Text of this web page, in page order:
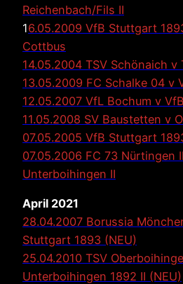
Reichenbach/Fils II
16.05.2009 VfB Stuttgart
Cottbus
14.05.2004 TSV Schönaich v
13.05.2009 FC Schalke 04 v
12.05.2007 VfL Bochum v
11.05.2008 SV Baustetten v
07.05.2005 VfB Stuttgart
07.05.2006 FC 73 Nürtingen
Unterboihingen II
April 2021
28.04.2007 Borussia
Stuttgart 1893 (NEU)
25.04.2010 TSV
Unterboihingen 1892 II (NEU)